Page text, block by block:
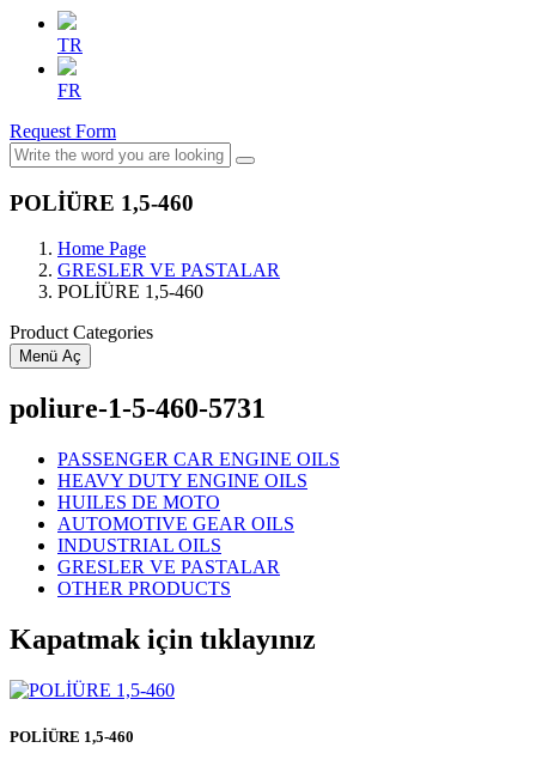
TR
FR
Request Form
POLİÜRE 1,5-460
Home Page
GRESLER VE PASTALAR
POLİÜRE 1,5-460
Product Categories
Menü Aç
poliure-1-5-460-5731
PASSENGER CAR ENGINE OILS
HEAVY DUTY ENGINE OILS
HUILES DE MOTO
AUTOMOTIVE GEAR OILS
INDUSTRIAL OILS
GRESLER VE PASTALAR
OTHER PRODUCTS
Kapatmak için tıklayınız
POLİÜRE 1,5-460